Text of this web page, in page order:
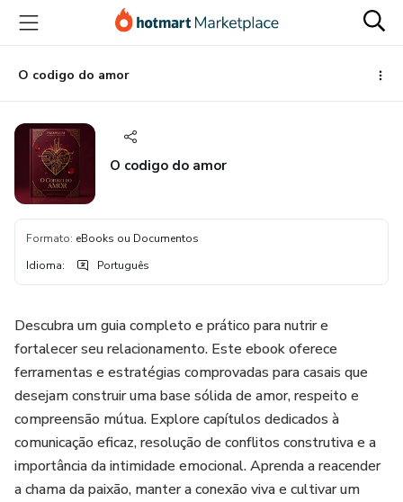
para
conteúdo
principal
para
pagamento
para
rodapé
O codigo do amor
O codigo do amor
Formato: eBooks ou Documentos
Idioma: Português
Descubra um guia completo e prático para nutrir e
fortalecer seu relacionamento. Este ebook oferece
ferramentas e estratégias comprovadas para casais que
desejam construir uma base sólida de amor, respeito e
compreensão mútua. Explore capítulos dedicados à
comunicação eficaz, resolução de conflitos construtiva e a
importância da intimidade emocional. Aprenda a reacender
a chama da paixão, manter a conexão viva e cultivar um